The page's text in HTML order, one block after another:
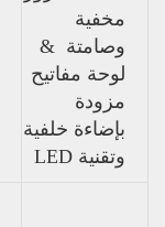
مخفية
وصامتة &
لوحة مفاتيح
مزودة
بإضاءة خلفية
وتقنية LED